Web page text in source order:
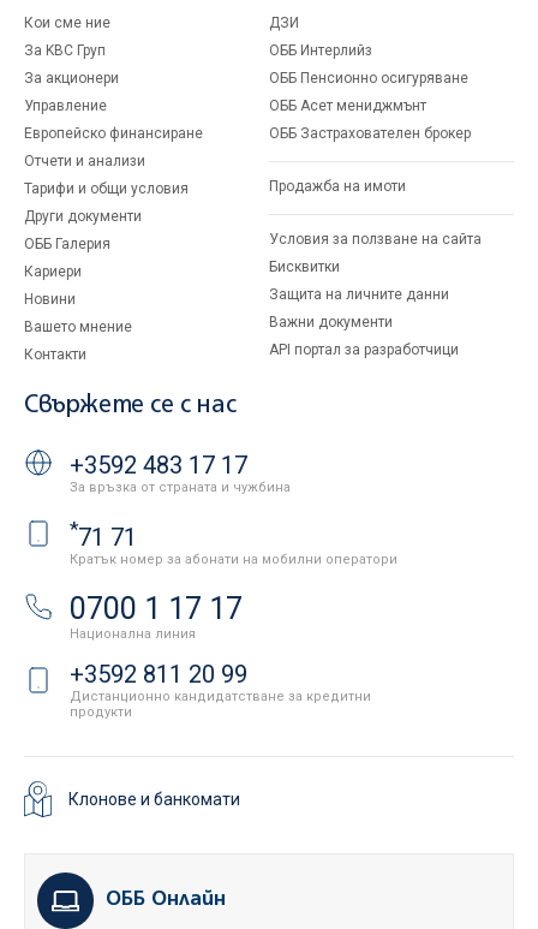
Кои сме ние
За KBC Груп
За акционери
Управление
Европейско финансиране
Отчети и анализи
Тарифи и общи условия
Други документи
ОББ Галерия
Кариери
Новини
Вашето мнение
Контакти
ДЗИ
ОББ Интерлийз
ОББ Пенсионно осигуряване
ОББ Асет мениджмънт
ОББ Застрахователен брокер
Продажба на имоти
Условия за ползване на сайта
Бисквитки
Защита на личните данни
Важни документи
API портал за разработчици
Свържете се с нас
+3592 483 17 17
За връзка от страната и чужбина
*71 71
Кратък номер за абонати на мобилни оператори
0700 1 17 17
Национална линия
+3592 811 20 99
Дистанционно кандидатстване за кредитни
продукти
Клонове и банкомати
ОББ Онлайн